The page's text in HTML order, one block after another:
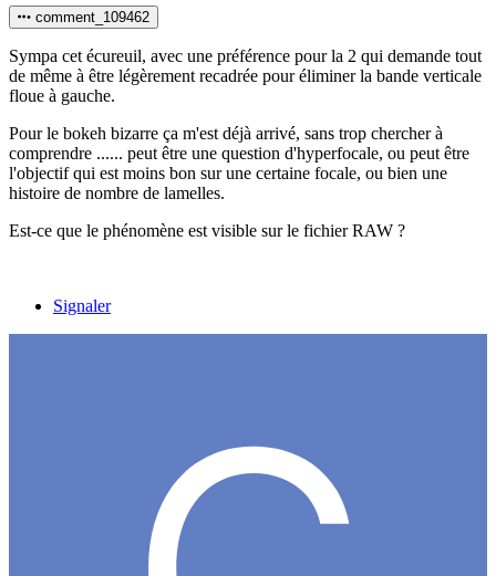
comment_109462
Sympa cet écureuil, avec une préférence pour la 2 qui demande tout
de même à être légèrement recadrée pour éliminer la bande verticale
floue à gauche.
Pour le bokeh bizarre ça m'est déjà arrivé, sans trop chercher à
comprendre ...... peut être une question d'hyperfocale, ou peut être
l'objectif qui est moins bon sur une certaine focale, ou bien une
histoire de nombre de lamelles.
Est-ce que le phénomène est visible sur le fichier RAW ?
Signaler